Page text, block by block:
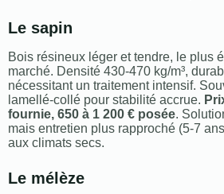
Le sapin
Bois résineux léger et tendre, le plus
marché. Densité 430-470 kg/m³,
nécessitant un traitement intensif.
lamellé-collé pour stabilité accrue.
fournie, 650 à 1 200 € posée.
mais entretien plus rapproché (5-7
aux climats secs.
Le mélèze